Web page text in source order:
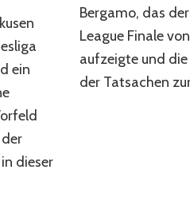
ein
dieser
Bergamo, das
League Finale
aufzeigte und
der Tatsachen